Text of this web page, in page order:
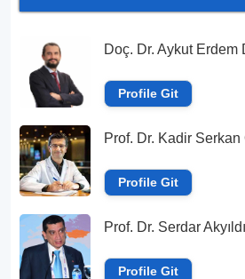
Doç. Dr. Aykut Erdem
Profile Git
Prof. Dr. Kadir Serkan
Profile Git
Prof. Dr. Serdar
Profile Git